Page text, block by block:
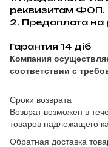
реквизитам ФОП.
2. Предоплата
Гарантия 14 діб
Компания
соответствии с
Сроки возврата
Возврат возможен в
товаров надлежащего
Обратная доставка